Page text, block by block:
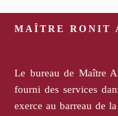
MAÎTRE RONIT
Le bureau de Maître
fourni des services
exerce au barreau de